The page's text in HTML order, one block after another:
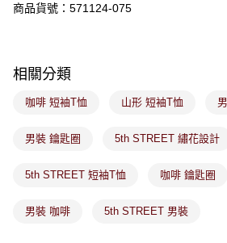
後付繳納相關費用。
【注意事項】
易，需依本服務之必要範圍內提供個人資料，並
２．關於個人資料處理事宜，請瀏覽以下網址：
「AFTEE先享後付」，若未經同意申辦者引起之
４．使用「AFTEE先享後付」時，將依據個別
7-11取貨付款
免運費
免運費
宅配
商品貨號：571124-075
相關分類
咖啡 短袖T恤 山形 短袖T恤
男裝 鑰匙圈 5th STREET 繡花設計
5th STREET 短袖T恤 咖啡 鑰匙圈
男裝 咖啡 5th STREET 男裝